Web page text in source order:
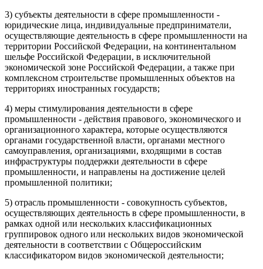
3) субъекты деятельности в сфере промышленности -
юридические лица, индивидуальные предприниматели,
осуществляющие деятельность в сфере промышленности на
территории Российской Федерации, на континентальном
шельфе Российской Федерации, в исключительной
экономической зоне Российской Федерации, а также при
комплексном строительстве промышленных объектов на
территориях иностранных государств;
4) меры стимулирования деятельности в сфере
промышленности - действия правового, экономического и
организационного характера, которые осуществляются
органами государственной власти, органами местного
самоуправления, организациями, входящими в состав
инфраструктуры поддержки деятельности в сфере
промышленности, и направлены на достижение целей
промышленной политики;
5) отрасль промышленности - совокупность субъектов,
осуществляющих деятельность в сфере промышленности, в
рамках одной или нескольких классификационных
группировок одного или нескольких видов экономической
деятельности в соответствии с Общероссийским
классификатором видов экономической деятельности;